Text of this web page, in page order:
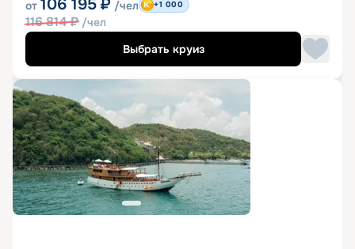
от 106 195 ₽ /чел
116 814₽ /чел
+1 000
Выбрать круиз